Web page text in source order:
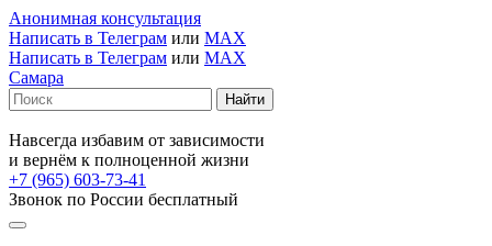
Анонимная консультация
Написать в Телеграм или MAX
Написать в Телеграм или MAX
Самара
Навсегда избавим от зависимости
и вернём к полноценной жизни
+7 (965) 603-73-41
Звонок по России бесплатный